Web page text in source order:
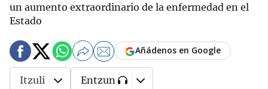
un aumento extraordinario de la enfermedad en el
Estado
Añádenos en Google
Itzuli Entzun